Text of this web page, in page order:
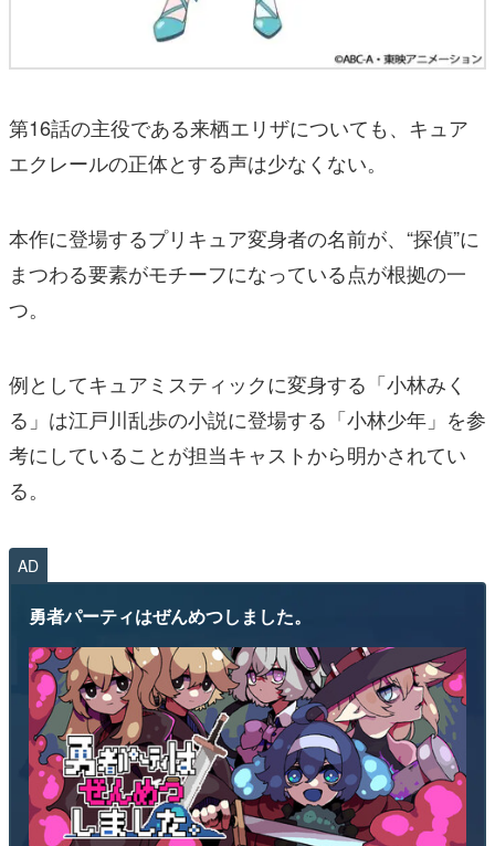
第16話の主役である来栖エリザについても、キュア
エクレールの正体とする声は少なくない。
本作に登場するプリキュア変身者の名前が、“探偵”に
まつわる要素がモチーフになっている点が根拠の一
つ。
例としてキュアミスティックに変身する「小林みく
る」は江戸川乱歩の小説に登場する「小林少年」を参
考にしていることが担当キャストから明かされてい
る。
AD
勇者パーティはぜんめつしました。